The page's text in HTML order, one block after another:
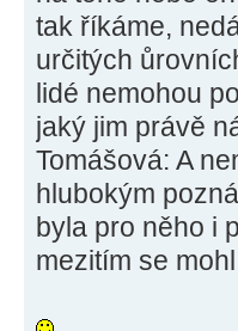
tak říkáme,
určitých
lidé nemohou
jaký jim právě
Tomášová: A
hlubokým
byla pro něho i
mezitím se